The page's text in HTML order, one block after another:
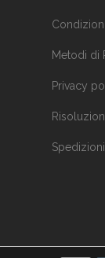
Metodi di
Privacy
Spedizioni